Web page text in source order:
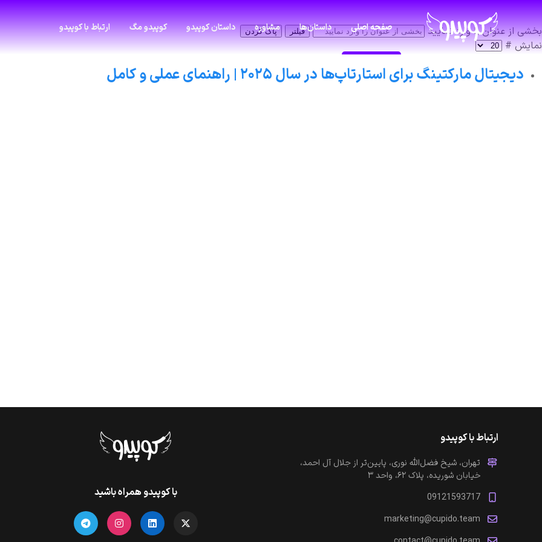
صفحه اصلی داستان‌ها مشاوره داستان کوپیدو کوپیدو مگ ارتباط با کوپیدو بخشی از عنوان را وارد نمایید فیلتر پاک کردن
نمایش #
دیجیتال مارکتینگ برای استارتاپ‌ها در سال ۲۰۲۵ | راهنمای عملی و کامل
ارتباط با کوپیدو
تهران، شیخ فضل‌الله نوری، پایین‌تر از جلال آل احمد،
خیابان شوریده، پلاک ۶۲، واحد ۳
09121593717
marketing@cupido.team
با کوپیدو همراه باشید